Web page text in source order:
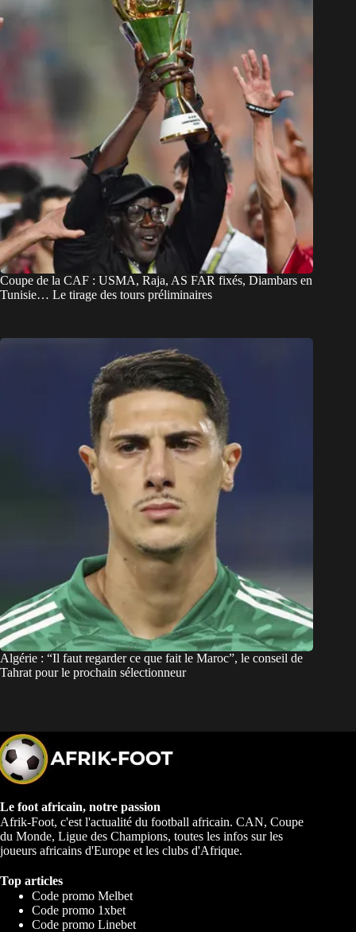
Coupe de la CAF : USMA, Raja, AS FAR fixés, Diambars en
Tunisie… Le tirage des tours préliminaires
Algérie : “Il faut regarder ce que fait le Maroc”, le conseil de
Tahrat pour le prochain sélectionneur
Le foot africain, notre passion
Afrik-Foot, c'est l'actualité du football africain. CAN, Coupe
du Monde, Ligue des Champions, toutes les infos sur les
joueurs africains d'Europe et les clubs d'Afrique.
Top articles
Code promo Melbet
Code promo 1xbet
Code promo Linebet